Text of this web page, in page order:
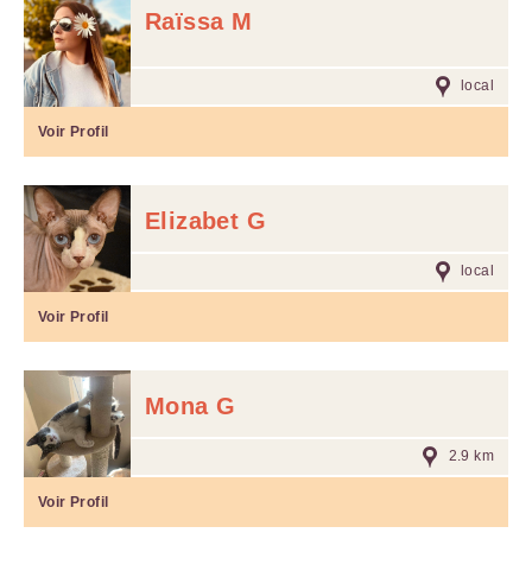
Raïssa M
local
Voir Profil
Elizabet G
local
Voir Profil
Mona G
2.9 km
Voir Profil